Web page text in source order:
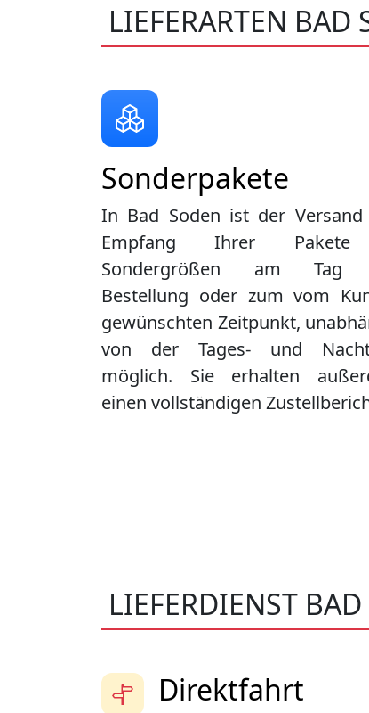
LIEFERARTEN BAD
Sonderpakete
In Bad Soden ist der Versand
Empfang Ihrer
Sondergrößen am Tag
Bestellung oder zum vom
gewünschten Zeitpunkt,
von der Tages- und
möglich. Sie erhalten
einen vollständigen
LIEFERDIENST
Direktfahrt